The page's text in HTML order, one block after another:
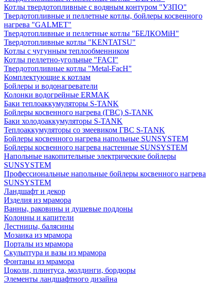
Котлы твердотопливные с водяным контуром "УЗПО"
Твердотопливные и пеллетные котлы, бойлеры косвенного
нагрева "GALMET"
Твердотопливные и пеллетные котлы "БЕЛКОМiН"
Твердотопливные котлы "KENTATSU"
Котлы с чугунным теплообменником
Котлы пеллетно-угольные "FACI"
Твердотопливные котлы "Metal-FacH"
Комплектующие к котлам
Бойлеры и водонагреватели
Колонки водогрейные ERMAK
Баки теплоаккумуляторы S-TANK
Бойлеры косвенного нагрева (ГВС) S-TANK
Баки холодоаккумуляторы S-TANK
Теплоаккумуляторы со змеевиком ГВС S-TANK
Бойлеры косвенного нагрева напольные SUNSYSTEM
Бойлеры косвенного нагрева настенные SUNSYSTEM
Напольные накопительные электрические бойлеры
SUNSYSTEM
Профессиональные напольные бойлеры косвенного нагрева
SUNSYSTEM
Ландшафт и декор
Изделия из мрамора
Ванны, раковины и душевые поддоны
Колонны и капители
Лестницы, балясины
Мозаика из мрамора
Порталы из мрамора
Скульптура и вазы из мрамора
Фонтаны из мрамора
Цоколи, плинтуса, молдинги, бордюры
Элементы ландшафтного дизайна